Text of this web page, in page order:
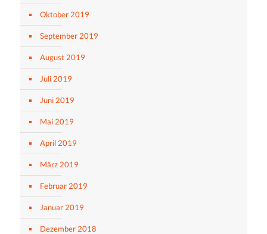
Oktober 2019
September 2019
August 2019
Juli 2019
Juni 2019
Mai 2019
April 2019
März 2019
Februar 2019
Januar 2019
Dezember 2018